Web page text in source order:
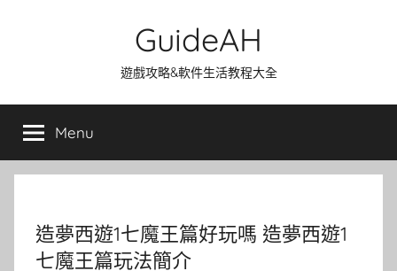
GuideAH
遊戲攻略&軟件生活教程大全
Menu
造夢西遊1七魔王篇好玩嗎 造夢西遊1
七魔王篇玩法簡介